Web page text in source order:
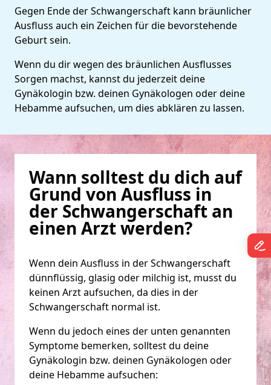
Gegen Ende der Schwangerschaft kann bräunlicher
Ausfluss auch ein Zeichen für die bevorstehende
Geburt sein.
Wenn du dir wegen des bräunlichen Ausflusses
Sorgen machst, kannst du jederzeit deine
Gynäkologin bzw. deinen Gynäkologen oder deine
Hebamme aufsuchen, um dies abklären zu lassen.
Wann solltest du dich auf
Grund von Ausfluss in
der Schwangerschaft an
einen Arzt werden?
Wenn dein Ausfluss in der Schwangerschaft
dünnflüssig, glasig oder milchig ist, musst du
keinen Arzt aufsuchen, da dies in der
Schwangerschaft normal ist.
Wenn du jedoch eines der unten genannten
Symptome bemerken, solltest du deine
Gynäkologin bzw. deinen Gynäkologen oder
deine Hebamme aufsuchen: